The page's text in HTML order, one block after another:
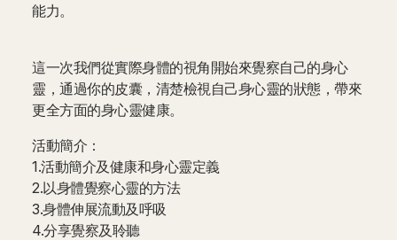
能力。
這一次我們從實際身體的視角開始來覺察自己的身心
靈，通過你的皮囊，清楚檢視自己身心靈的狀態，帶來
更全方面的身心靈健康。
活動簡介：
1.活動簡介及健康和身心靈定義
2.以身體覺察心靈的方法
3.身體伸展流動及呼吸
4.分享覺察及聆聽